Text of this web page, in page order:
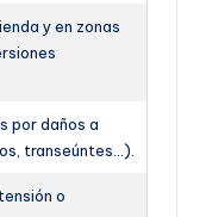
y en zonas
por daños a
transeúntes…).
o